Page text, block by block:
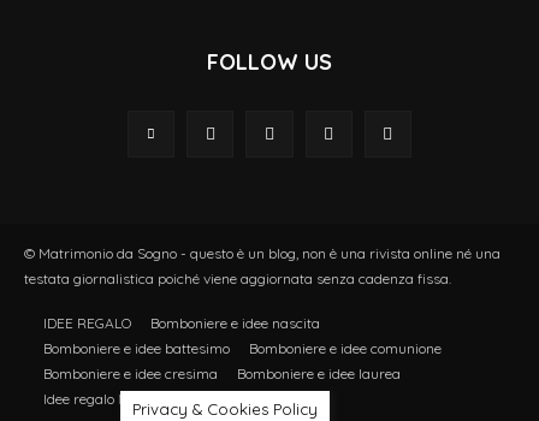
FOLLOW US
© Matrimonio da Sogno - questo è un blog, non è una rivista online né una
testata giornalistica poiché viene aggiornata senza cadenza fissa.
IDEE REGALO
Bomboniere e idee nascita
Bomboniere e idee battesimo
Bomboniere e idee comunione
Bomboniere e idee cresima
Bomboniere e idee laurea
Idee regalo Natale
Privacy & Cookies Policy